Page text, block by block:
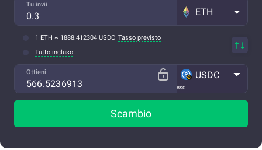
Tu invii
ETH
1 ETH ~ 1888.412304 USDC Tasso previsto
Tutto incluso
Ottieni
BSC
USDC
Scambio